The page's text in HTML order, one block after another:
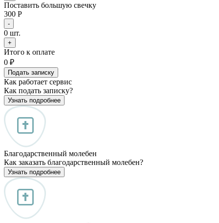
Поставить большую свечку
300 Р
-
0 шт.
+
Итого к оплате
0 ₽
Подать записку
Как работает сервис
Как подать записку?
Узнать подробнее
Благодарственный молебен
Как заказать благодарственный молебен?
Узнать подробнее